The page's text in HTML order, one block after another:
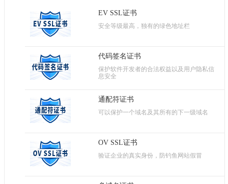
EV SSL证书
安全等级最高，独有的绿色地址栏
代码签名证书
保护软件开发者的合法权益以及用户隐私信
息安全
通配符证书
可以保护一个域名及其所有的下一级域名
OV SSL证书
验证企业的真实身份，防钓鱼网站假冒